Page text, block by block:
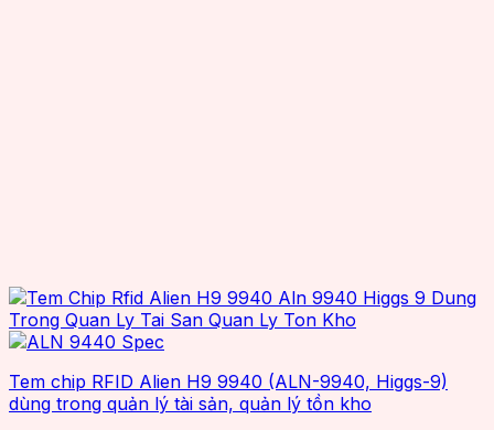
Tem chip RFID Alien H9 9940 (ALN-9940, Higgs-9)
dùng trong quản lý tài sản, quản lý tồn kho